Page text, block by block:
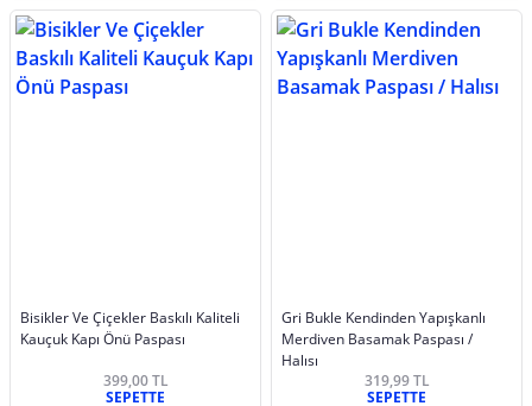
Bisikler Ve Çiçekler Baskılı Kaliteli
Kauçuk Kapı Önü Paspası
399,00 TL
SEPETTE
Gri Bukle Kendinden Yapışkanlı
Merdiven Basamak Paspası /
Halısı
319,99 TL
SEPETTE